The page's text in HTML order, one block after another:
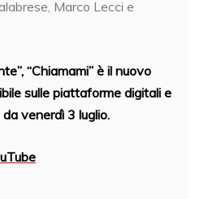
Marco Lecci e
“Chiamami” è il nuovo
sulle piattaforme digitali e
venerdì 3 luglio.